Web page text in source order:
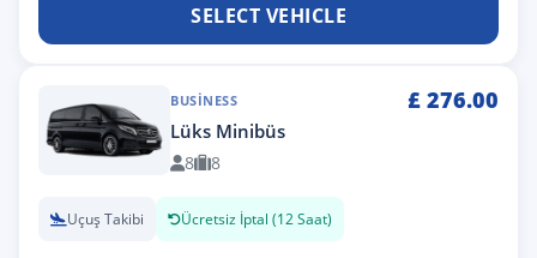
SELECT VEHICLE
BUSINESS £ 276.00
Lüks Minibüs
8 8
Uçuş Takibi Ücretsiz İptal (12 Saat)